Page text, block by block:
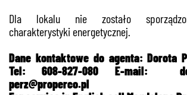
Dla lokalu nie zostało
charakterystyki energetycznej.
Dane kontaktowe do agenta: Dorota
Tel: 608-827-080 E-mail:
perz@properco.pl